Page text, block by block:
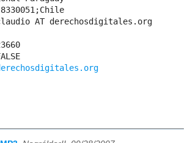
AT derechosdigitales.org